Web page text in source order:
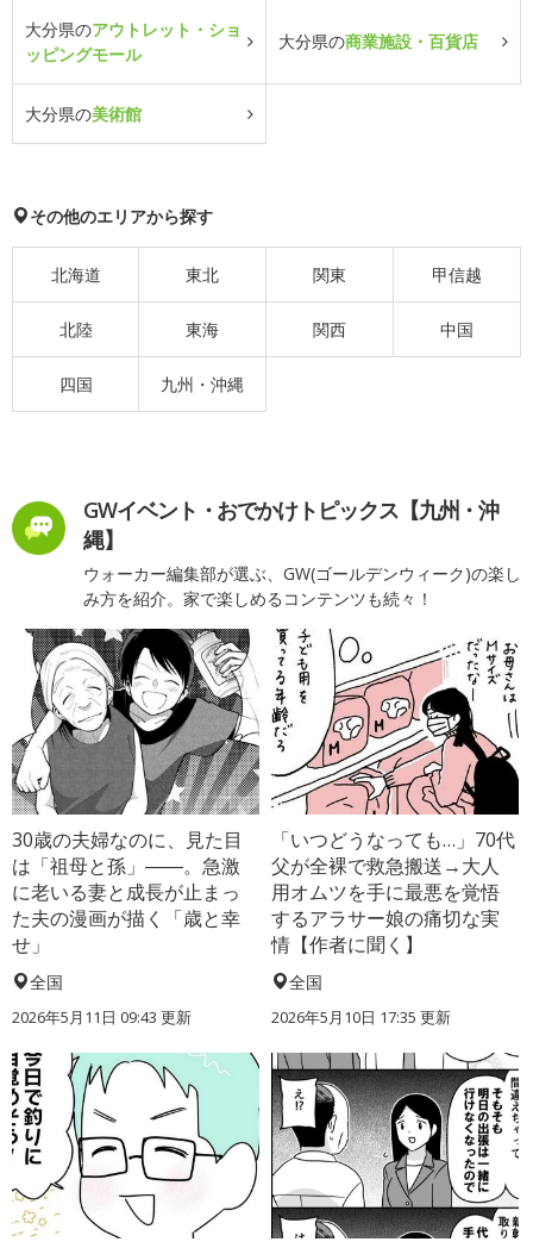
大分県のアウトレット・ショ
ッピングモール
大分県の商業施設・百貨店
大分県の美術館
その他のエリアから探す
北海道 東北 関東 甲信越
北陸 東海 関西 中国
四国 九州・沖縄
GWイベント・おでかけトピックス【九州・沖
縄】
ウォーカー編集部が選ぶ、GW(ゴールデンウィーク)の楽し
み方を紹介。家で楽しめるコンテンツも続々！
30歳の夫婦なのに、見た目
は「祖母と孫」――。急激
に老いる妻と成長が止まっ
た夫の漫画が描く「歳と幸
せ」
全国
2026年5月11日 09:43 更新
「いつどうなっても…」70代
父が全裸で救急搬送→大人
用オムツを手に最悪を覚悟
するアラサー娘の痛切な実
情【作者に聞く】
全国
2026年5月10日 17:35 更新